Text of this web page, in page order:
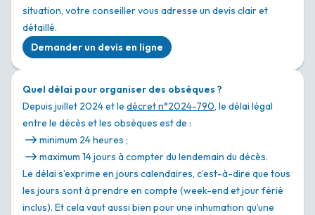
situation, votre conseiller vous adresse un devis clair et
détaillé.
Demander un devis en ligne
Quel délai pour organiser des obsèques ?
Depuis juillet 2024 et le décret n°2024-790, le délai légal
entre le décès et les obsèques est de :
minimum 24 heures ;
maximum 14 jours à compter du lendemain du décès.
Le délai s’exprime en jours calendaires, c’est-à-dire que tous
les jours sont à prendre en compte (week-end et jour férié
inclus). Et cela vaut aussi bien pour une inhumation qu’une